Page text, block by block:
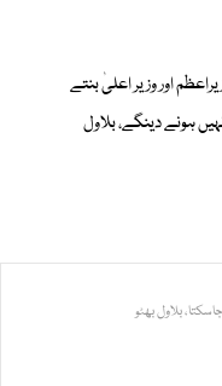
اور وزیر اعلیٰ بنتے
ہونے دینگے، بلاول
بلاول بھٹو